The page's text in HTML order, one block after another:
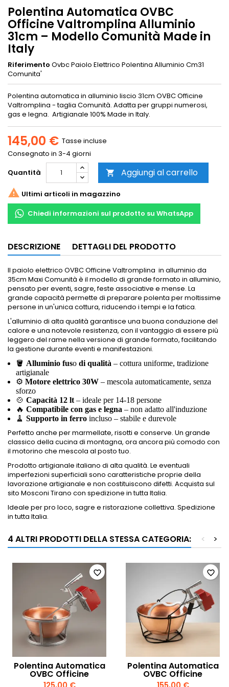
Polentina Automatica OVBC
Officine Valtromplina Alluminio
31cm – Modello Comunità Made in
Italy
Riferimento Ovbc Paiolo Elettrico Polentina Alluminio Cm31
Comunita'
Polentina automatica in alluminio liscio 31cm OVBC Officine
Valtromplina - taglia Comunità. Adatta per gruppi numerosi,
gas e legna. Artigianale 100% Made in Italy.
145,00 € Tasse incluse
Consegnato in 3-4 giorni
Quantità
 Aggiungi al carrello
 Ultimi articoli in magazzino
Chiedi informazioni sul prodotto su WhatsApp
DESCRIZIONE DETTAGLI DEL PRODOTTO
Il paiolo elettrico OVBC Officine Valtromplina in alluminio da
35cm Maxi Comunità è il modello di grande formato in alluminio,
pensato per eventi, sagre, feste associative e mense. La
grande capacità permette di preparare polenta per moltissime
persone in un'unica cottura, riducendo i tempi e la fatica.
L'alluminio di alta qualità garantisce una buona conduzione del
calore e una notevole resistenza, con il vantaggio di essere più
leggero del rame nella versione di grande formato, facilitando
la gestione durante eventi e manifestazioni.
🪣 Alluminio fuso di qualità – cottura uniforme, tradizione
artigianale
⚙️ Motore elettrico 30W – mescola automaticamente, senza
sforzo
🍲 Capacità 12 lt – ideale per 14-18 persone
🔥 Compatibile con gas e legna – non adatto all'induzione
🧹 Supporto in ferro incluso – stabile e durevole
Perfetto anche per marmellate, risotti e conserve. Un grande
classico della cucina di montagna, ora ancora più comodo con
il motorino che mescola al posto tuo.
Prodotto artigianale italiano di alta qualità. Le eventuali
imperfezioni superficiali sono caratteristiche proprie della
lavorazione artigianale e non costituiscono difetti. Acquista sul
sito Mosconi Tirano con spedizione in tutta Italia.
Ideale per pro loco, sagre e ristorazione collettiva. Spedizione
in tutta Italia.
4 ALTRI PRODOTTI DELLA STESSA CATEGORIA: >
<
Polentina Automatica
OVBC Officine
Valtromplina Rame
favorite_border
Polentina Automatica
OVBC Officine
Valtromplina Rame
favorite_border